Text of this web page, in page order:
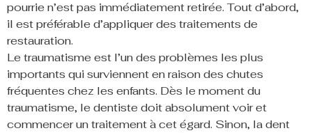
pourrie n’est pas immédiatement retirée. Tout d’abord,
il est préférable d’appliquer des traitements de
restauration.
Le traumatisme est l’un des problèmes les plus
importants qui surviennent en raison des chutes
fréquentes chez les enfants. Dès le moment du
traumatisme, le dentiste doit absolument voir et
commencer un traitement à cet égard. Sinon, la dent